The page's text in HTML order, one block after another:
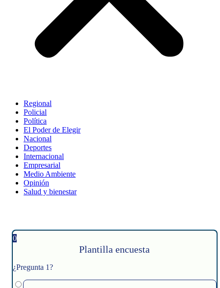
Regional
Policial
Política
El Poder de Elegir
Nacional
Deportes
Internacional
Empresarial
Medio Ambiente
Opinión
Salud y bienestar
0
Plantilla encuesta
¿Pregunta 1?